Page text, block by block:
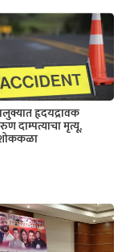
हृदयद्रावक
दाम्पत्याचा मृत्यू,